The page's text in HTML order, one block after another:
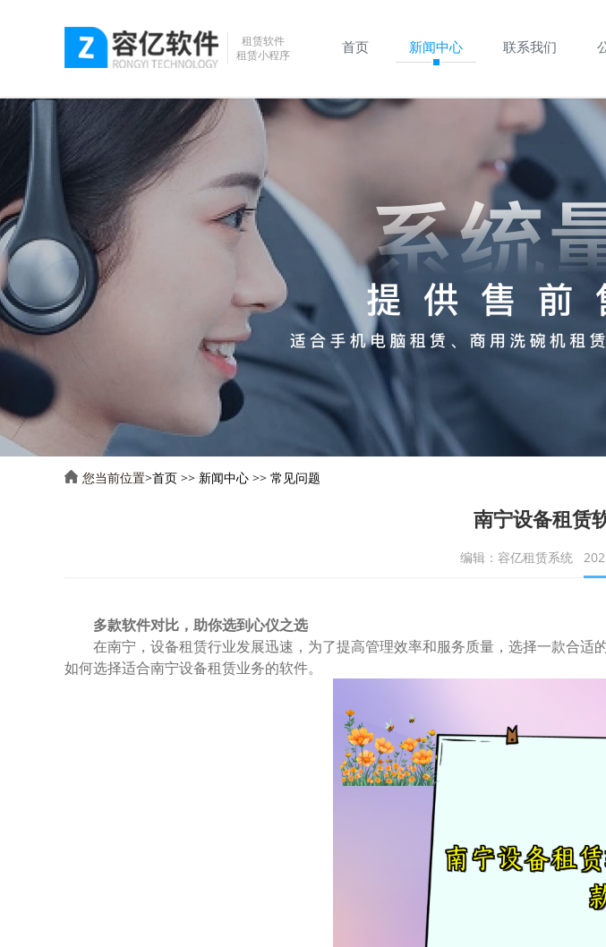
租赁软件
租赁小程序
首页 新闻中心 联系我们
您当前位置>首页 >> 新闻中心 >> 常见问题
南宁设备租赁
编辑：容亿租赁系统
多款软件对比，助你选到心仪之选
在南宁，设备租赁行业发展迅速，为了提高管理效率和服务质量，选择一款合
如何选择适合南宁设备租赁业务的软件。